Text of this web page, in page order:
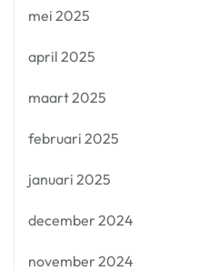
mei 2025
april 2025
maart 2025
februari 2025
januari 2025
december 2024
november 2024